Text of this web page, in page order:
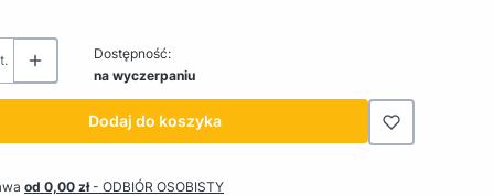
Dostępność:
na wyczerpaniu
Dodaj do koszyka
od 0,00 zł- ODBIÓR OSOBISTY